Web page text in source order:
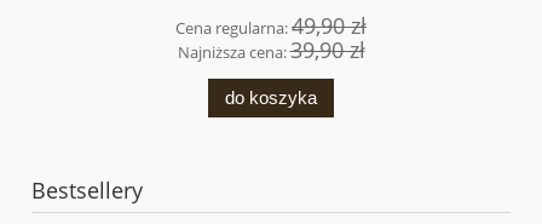
Cena regularna:49,90 zł
Najniższa cena:39,90 zł
do koszyka
Bestsellery